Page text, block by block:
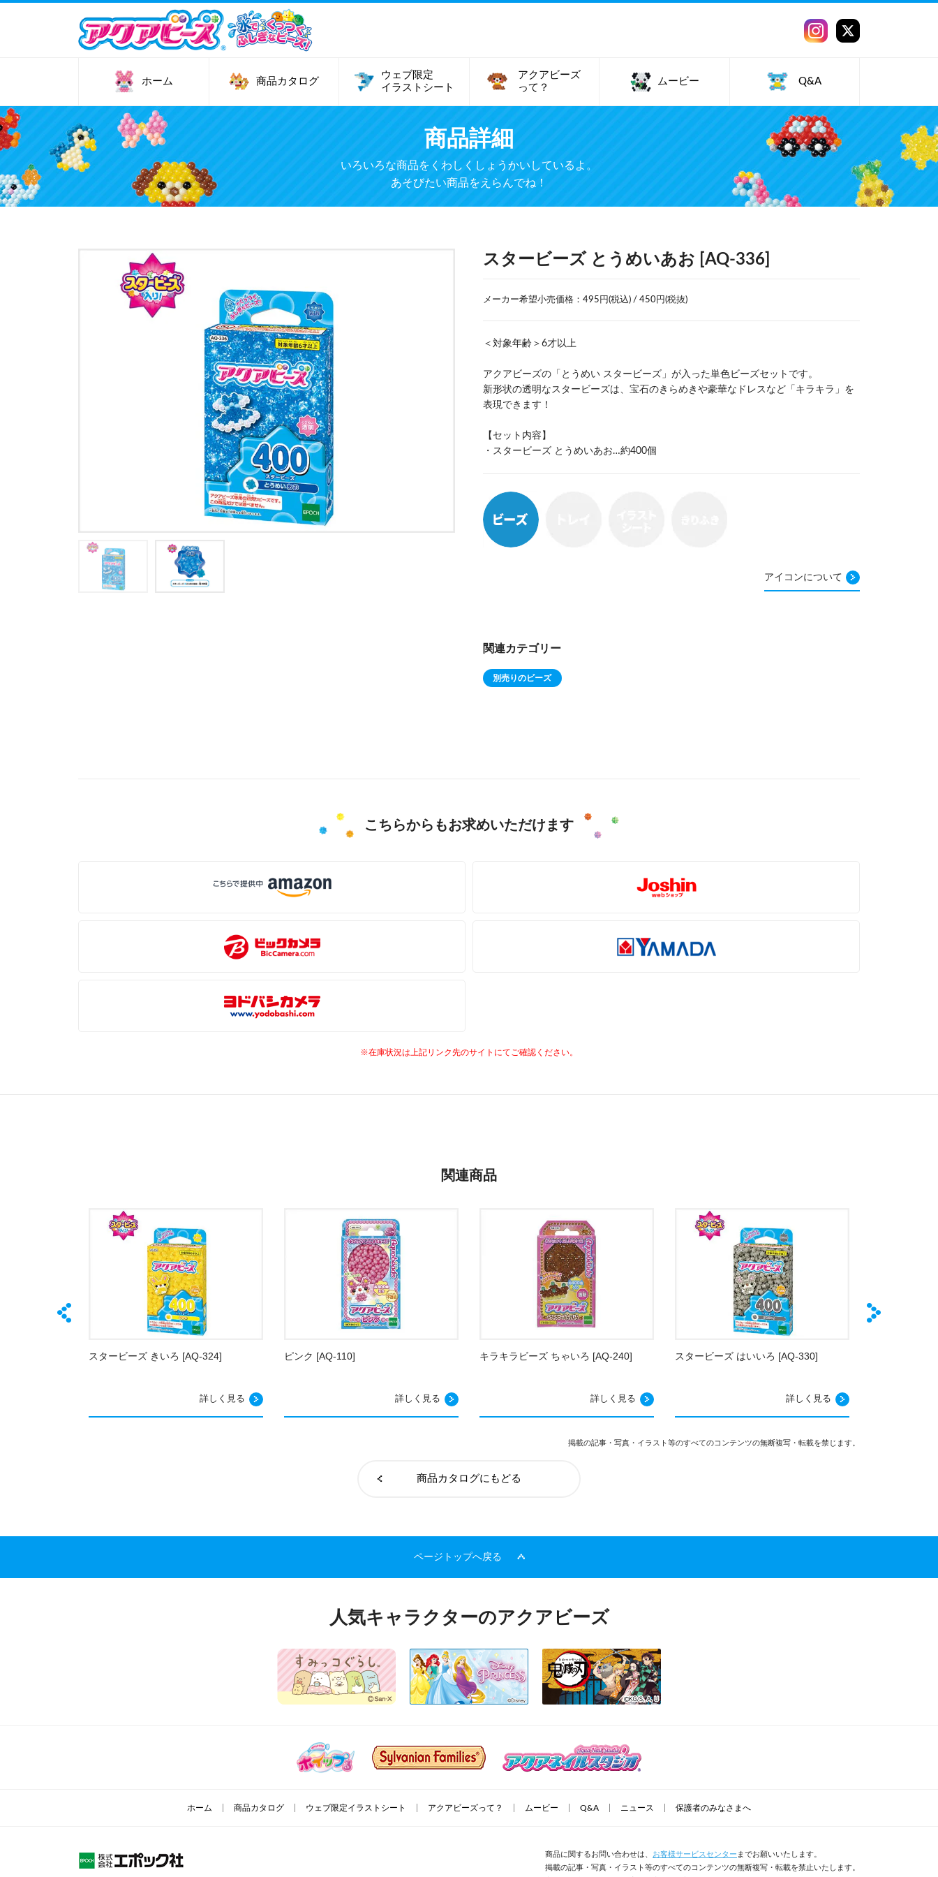
ツ
に
移
ホーム 商品カタログ
ウェブ限定
イラストシート
アクアビーズ
って？
ムービー Q&A
商品詳細
いろいろな商品をくわしくしょうかいしているよ。
あそびたい商品をえらんでね！
スタービーズ とうめいあお [AQ-336]
＜対象年齢＞6才以上
アクアビーズの「とうめい スタービーズ」が入った単色ビーズセットです。
新形状の透明なスタービーズは、宝石のきらめきや豪華なドレスなど「キラキラ」を
表現できます！
【セット内容】
・スタービーズ とうめいあお…約400個
メーカー希望小売価格：495円(税込) / 450円(税抜)
アイコンについて
関連カテゴリー
別売りのビーズ
こちらからもお求めいただけます
※在庫状況は上記リンク先のサイトにてご確認ください。
関連商品
スタービーズ きいろ [AQ-324]
詳しく見る
ピンク [AQ-110]
詳しく見る
キラキラビーズ ちゃいろ [AQ-240]
詳しく見る
スタービーズ はいいろ [AQ-330]
詳しく見る
掲載の記事・写真・イラスト等のすべてのコンテンツの無断複写・転載を禁じます。
商品カタログにもどる
ページトップへ戻る
人気キャラクターのアクアビーズ
ホーム 商品カタログ ウェブ限定イラストシート アクアビーズって？ ムービー Q&A ニュース 保護者のみなさまへ
商品に関するお問い合わせは、 お客様サービスセンター までお願いいたします。
掲載の記事・写真・イラスト等のすべてのコンテンツの無断複写・転載を禁止いたします。